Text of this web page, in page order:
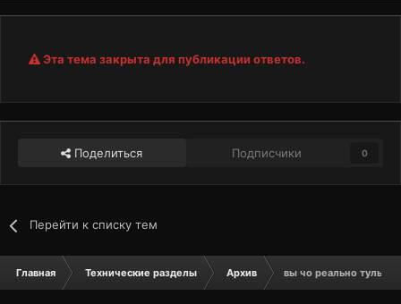
Эта тема закрыта для публикации ответов.
Поделиться Подписчики 0
Перейти к списку тем
Главная Технические разделы Архив вы чо реально тульп